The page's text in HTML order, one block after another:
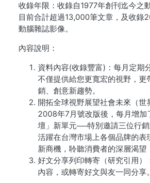
收錄年限：收錄自1977年創刊迄今之
目前合計超過13,000筆文章，及收錄
動腦雜誌影像。
內容說明：
資料內容(收錄豐富)：每月定期
不僅提供給您更寬宏的視野，更
銷、創意新趨勢。
開拓全球視野展望社會未來（世
2008年7月號改版後，每月增加
壇」新單元──特別邀請三位行
活躍在台灣市場上各個品牌的表
新商機，聆聽消費者的深層渴望
好文分享列印轉寄（研究引用）
內容，或轉寄好文與友一同分享。